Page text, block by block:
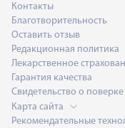
Контакты
Благотворительность
Оставить отзыв
Редакционная политика
Лекарственное
Гарантия качества
Свидетельство о поверке
Карта сайта
Рекомендательные